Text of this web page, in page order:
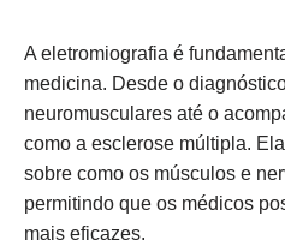
A eletromiografia é
medicina. Desde o
neuromusculares até o
como a esclerose múltipla.
sobre como os músculos e
permitindo que os médicos
mais eficazes.